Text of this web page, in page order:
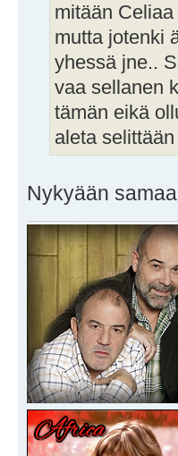
mitään
mutta jotenki
yhessä jne..
vaa sellanen
tämän eikä
aleta
Nykyään